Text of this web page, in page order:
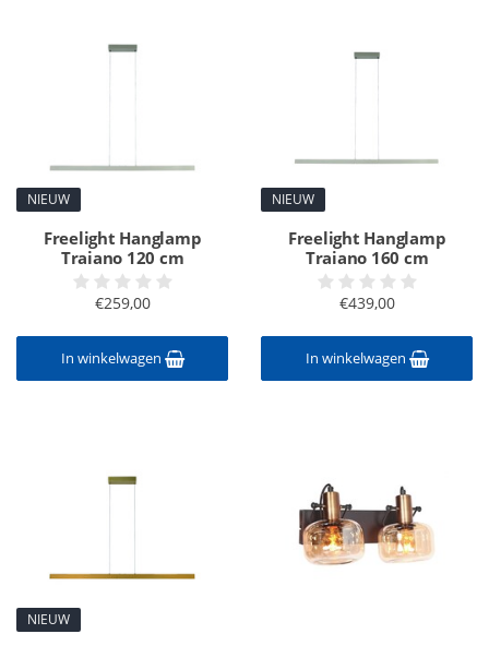
NIEUW
Freelight Hanglamp
Traiano 120 cm
€259,00
In winkelwagen
NIEUW
Freelight Hanglamp
Traiano 160 cm
€439,00
In winkelwagen
NIEUW